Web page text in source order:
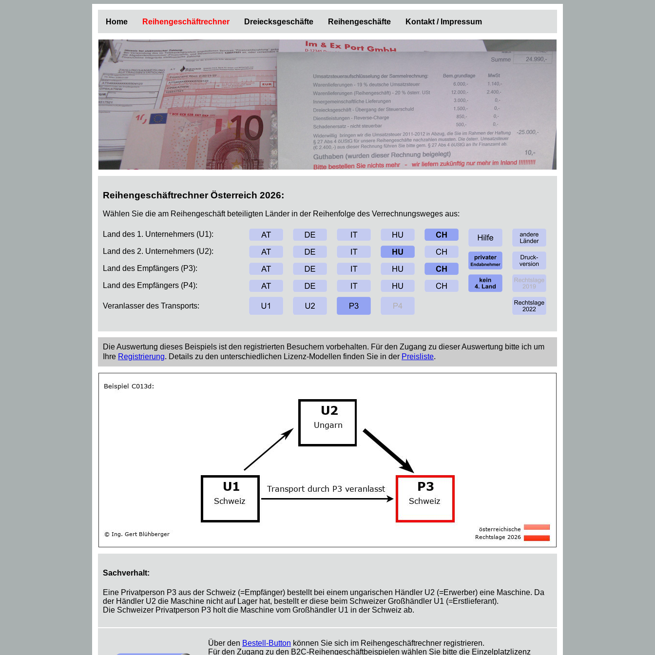
Home Reihengeschäftrechner Dreiecksgeschäfte Reihengeschäfte Kontakt / Impressum
Reihengeschäftrechner Österreich 2026:
Wählen Sie die am Reihengeschäft beteiligten Länder in der Reihenfolge des Verrechnungsweges aus:
Land des 1. Unternehmers (U1):
Land des 2. Unternehmers (U2):
Land des Empfängers (P3):
Land des Empfängers (P4):
Veranlasser des Transports:
Die Auswertung dieses Beispiels ist den registrierten Besuchern vorbehalten. Für den Zugang zu dieser Auswertung bitte ich um
Ihre Registrierung. Details zu den unterschiedlichen Lizenz-Modellen finden Sie in der Preisliste.
Sachverhalt:
Eine Privatperson P3 aus der Schweiz (=Empfänger) bestellt bei einem ungarischen Händler U2 (=Erwerber) eine Maschine. Da
der Händler U2 die Maschine nicht auf Lager hat, bestellt er diese beim Schweizer Großhändler U1 (=Erstlieferant).
Die Schweizer Privatperson P3 holt die Maschine vom Großhändler U1 in der Schweiz ab.
Über den Bestell-Button können Sie sich im Reihengeschäftrechner registrieren.
Für den Zugang zu den B2C-Reihengeschäftbeispielen wählen Sie bitte die Einzelplatzlizenz